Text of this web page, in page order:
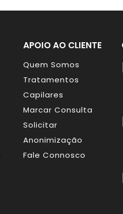
APOIO AO CLIENTE
Quem Somos
Tratamentos
Capilares
Marcar Consulta
Solicitar
Anonimização
Fale Connosco